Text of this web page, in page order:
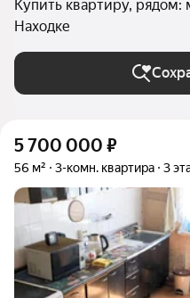
Купить квартиру,
Находке
5 700 000 ₽
56 м² 3-комн. квартира 3